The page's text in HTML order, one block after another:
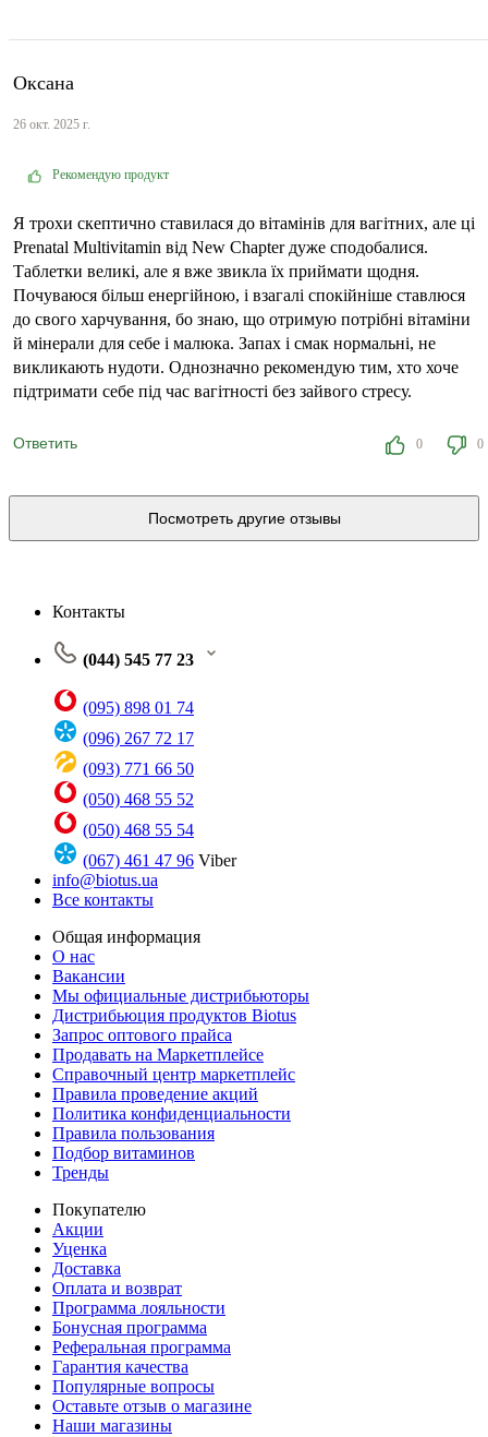
Оксана
26 окт. 2025 г.
Рекомендую продукт
Я трохи скептично ставилася до вітамінів для вагітних, але ці
Prenatal Multivitamin від New Chapter дуже сподобалися.
Таблетки великі, але я вже звикла їх приймати щодня.
Почуваюся більш енергійною, і взагалі спокійніше ставлюся
до свого харчування, бо знаю, що отримую потрібні вітаміни
й мінерали для себе і малюка. Запах і смак нормальні, не
викликають нудоти. Однозначно рекомендую тим, хто хоче
підтримати себе під час вагітності без зайвого стресу.
Ответить 0 0
Посмотреть другие отзывы
Контакты
(044) 545 77 23
(095) 898 01 74
(096) 267 72 17
(093) 771 66 50
(050) 468 55 52
(050) 468 55 54
(067) 461 47 96 Viber
info@biotus.ua
Все контакты
Общая информация
О нас
Вакансии
Мы официальные дистрибьюторы
Дистрибьюция продуктов Biotus
Запрос оптового прайса
Продавать на Маркетплейсе
Справочный центр маркетплейс
Правила проведение акций
Политика конфиденциальности
Правила пользования
Подбор витаминов
Тренды
Покупателю
Акции
Уценка
Доставка
Оплата и возврат
Программа лояльности
Бонусная программа
Реферальная программа
Гарантия качества
Популярные вопросы
Оставьте отзыв о магазине
Наши магазины